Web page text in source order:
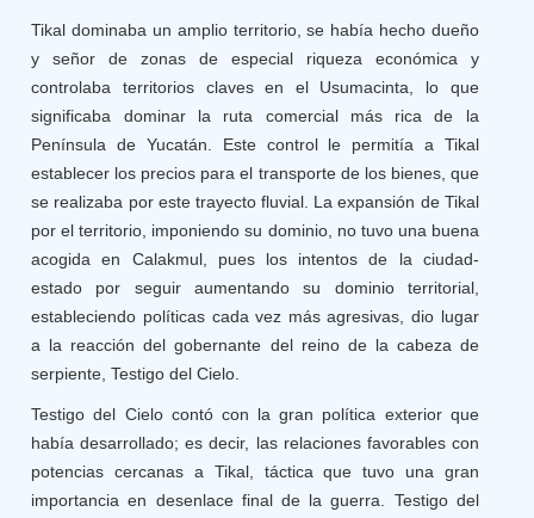
Tikal dominaba un amplio territorio, se había hecho dueño
y señor de zonas de especial riqueza económica y
controlaba territorios claves en el Usumacinta, lo que
significaba dominar la ruta comercial más rica de la
Península de Yucatán. Este control le permitía a Tikal
establecer los precios para el transporte de los bienes, que
se realizaba por este trayecto fluvial. La expansión de Tikal
por el territorio, imponiendo su dominio, no tuvo una buena
acogida en Calakmul, pues los intentos de la ciudad-
estado por seguir aumentando su dominio territorial,
estableciendo políticas cada vez más agresivas, dio lugar
a la reacción del gobernante del reino de la cabeza de
serpiente, Testigo del Cielo.
Testigo del Cielo contó con la gran política exterior que
había desarrollado; es decir, las relaciones favorables con
potencias cercanas a Tikal, táctica que tuvo una gran
importancia en desenlace final de la guerra. Testigo del